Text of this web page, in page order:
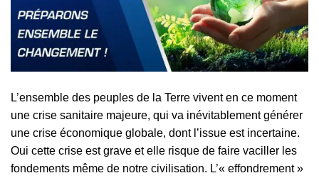
L’ensemble des peuples de la Terre vivent en ce moment
une crise sanitaire majeure, qui va inévitablement générer
une crise économique globale, dont l’issue est incertaine.
Oui cette crise est grave et elle risque de faire vaciller les
fondements même de notre civilisation. L’« effondrement »